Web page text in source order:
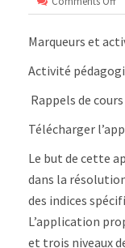
Marqueurs et
Activité
Rappels de cours
Télécharger
Le but de cette
dans la
des indices
L’application
et trois niveaux